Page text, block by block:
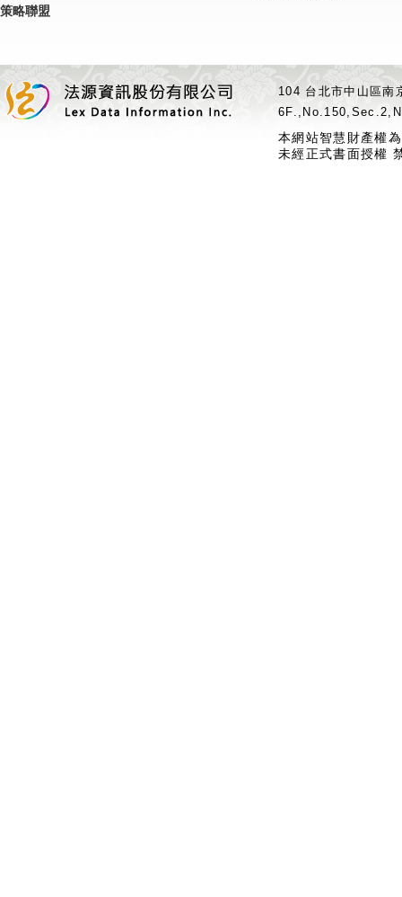
策略聯盟
104 台北市中山區
本網站智慧財產權
未經正式書面授權